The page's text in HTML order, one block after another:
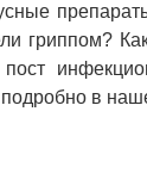
гриппом?
в